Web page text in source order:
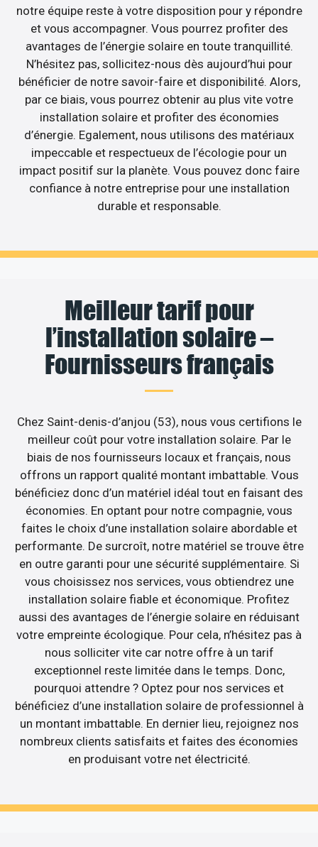
notre équipe reste à votre disposition pour y répondre
et vous accompagner. Vous pourrez profiter des
avantages de l’énergie solaire en toute tranquillité.
N’hésitez pas, sollicitez-nous dès aujourd’hui pour
bénéficier de notre savoir-faire et disponibilité. Alors,
par ce biais, vous pourrez obtenir au plus vite votre
installation solaire et profiter des économies
d’énergie. Egalement, nous utilisons des matériaux
impeccable et respectueux de l’écologie pour un
impact positif sur la planète. Vous pouvez donc faire
confiance à notre entreprise pour une installation
durable et responsable.
Meilleur tarif pour
l’installation solaire –
Fournisseurs français
Chez Saint-denis-d’anjou (53), nous vous certifions le
meilleur coût pour votre installation solaire. Par le
biais de nos fournisseurs locaux et français, nous
offrons un rapport qualité montant imbattable. Vous
bénéficiez donc d’un matériel idéal tout en faisant des
économies. En optant pour notre compagnie, vous
faites le choix d’une installation solaire abordable et
performante. De surcroît, notre matériel se trouve être
en outre garanti pour une sécurité supplémentaire. Si
vous choisissez nos services, vous obtiendrez une
installation solaire fiable et économique. Profitez
aussi des avantages de l’énergie solaire en réduisant
votre empreinte écologique. Pour cela, n’hésitez pas à
nous solliciter vite car notre offre à un tarif
exceptionnel reste limitée dans le temps. Donc,
pourquoi attendre ? Optez pour nos services et
bénéficiez d’une installation solaire de professionnel à
un montant imbattable. En dernier lieu, rejoignez nos
nombreux clients satisfaits et faites des économies
en produisant votre net électricité.